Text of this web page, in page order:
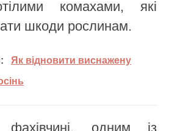
комахами, які
шкоди рослинам.
Як відновити виснажену
одним із